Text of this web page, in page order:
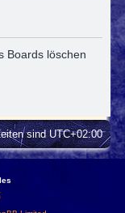
h
Boards löschen
sindUTC+02:00